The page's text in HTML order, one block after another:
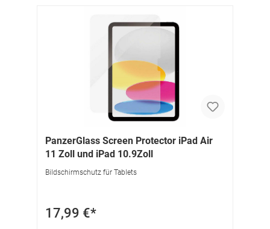
PanzerGlass Screen Protector iPad Air
11 Zoll und iPad 10.9Zoll
Bildschirmschutz für Tablets
17,99 €*